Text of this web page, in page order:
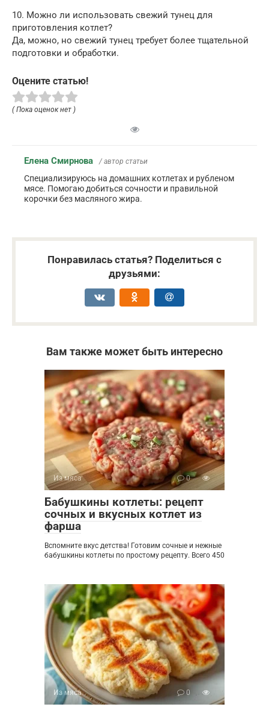
10. Можно ли использовать свежий тунец для
приготовления котлет?
Да, можно, но свежий тунец требует более тщательной
подготовки и обработки.
Оцените статью!
( Пока оценок нет )
Елена Смирнова / автор статьи
Специализируюсь на домашних котлетах и рубленом
мясе. Помогаю добиться сочности и правильной
корочки без масляного жира.
Понравилась статья? Поделиться с
друзьями:
Вам также может быть интересно
Из мяса 0
Бабушкины котлеты: рецепт
сочных и вкусных котлет из
фарша
Вспомните вкус детства! Готовим сочные и нежные
бабушкины котлеты по простому рецепту. Всего 450
Из мяса 0